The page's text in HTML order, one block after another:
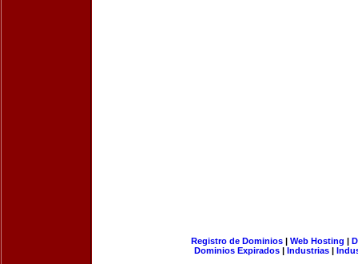
Registro de Dominios| Web Hosting |
Dominios Expirados | Industrias |